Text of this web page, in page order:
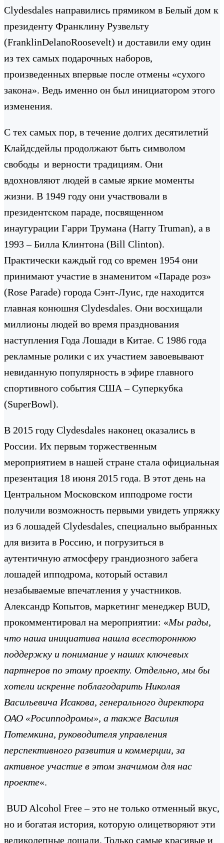
Clydesdales направились прямиком в Белый дом к
президенту Франклину Рузвельту
(FranklinDelanoRoosevelt) и доставили ему один
из тех самых подарочных наборов,
произведенных впервые после отмены «сухого
закона». Ведь именно он был инициатором этого
изменения.
С тех самых пор, в течение долгих десятилетий
Клайдсдейлы продолжают быть символом
свободы и верности традициям. Они
вдохновляют людей в самые яркие моменты
жизни. В 1949 году они участвовали в
президентском параде, посвященном
инаугурации Гарри Трумана (Harry Truman), а в
1993 – Билла Клинтона (Bill Clinton).
Практически каждый год со времен 1954 они
принимают участие в знаменитом «Параде роз»
(Rose Parade) города Сэнт-Луис, где находится
главная конюшня Clydesdales. Они восхищали
миллионы людей во время празднования
наступления Года Лошади в Китае. С 1986 года
рекламные ролики с их участием завоевывают
невиданную популярность в эфире главного
спортивного события США – Суперкубка
(SuperBowl).
В 2015 году Сlydesdales наконец оказались в
России. Их первым торжественным
мероприятием в нашей стране стала официальная
презентация 18 июня 2015 года. В этот день на
Центральном Московском ипподроме гости
получили возможность первыми увидеть упряжку
из 6 лошадей Clydesdales, специально выбранных
для визита в Россию, и погрузиться в
аутентичную атмосферу грандиозного забега
лошадей ипподрома, который оставил
незабываемые впечатления у участников.
Александр Копытов, маркетинг менеджер BUD,
прокомментировал на мероприятии: «Мы рады,
что наша инициатива нашла всестороннюю
поддержку и понимание у наших ключевых
партнеров по этому проекту. Отдельно, мы бы
хотели искренне поблагодарить Николая
Васильевича Исакова, генерального директора
ОАО «Росипподромы», а также Василия
Потемкина, руководителя управления
перспективного развития и коммерции, за
активное участие в этом значимом для нас
проекте«.
BUD Alcohol Free – это не только отменный вкус,
но и богатая история, которую олицетворяют эти
великолепные лошади. Только самые красивые и